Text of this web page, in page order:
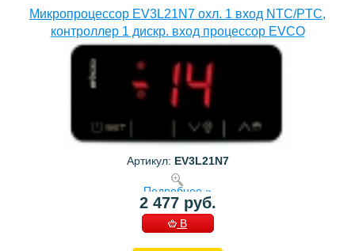
Микропроцессор EV3L21N7 охл. 1 вход NTC/PTC,
контроллер 1 дискр. вход процессор EVCO
Артикул: EV3L21N7
Подробнее »
2 477 руб.
В